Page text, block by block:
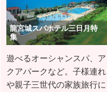
龍宮城スパホテル三日月特
集
遊べるオーシャンスパ、ア
クアパークなど。子様連れ
や親子三世代の家族旅行に